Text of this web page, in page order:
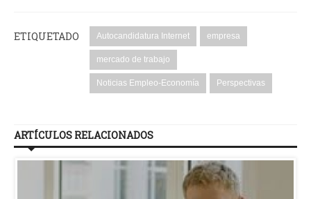
ETIQUETADO Autocandidatura Internet empresa
mercado de trabajo
Noticias Empleo-Economía Perspectivas
ARTÍCULOS RELACIONADOS